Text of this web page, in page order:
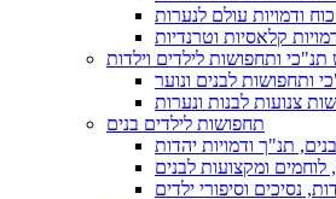
ודמויות עולם לנערות
קלאסיות וטרנדיות
תנ"כי ותחפושות לילדים וילדות
ותחפושות לבנים ונוער
צנועות לבנות ונערות
תחפושות לילדים בנים
תנ"ך ודמויות יהדות
לוחמים ומקצועות לבנים
נסיכים וסיפורי ילדים